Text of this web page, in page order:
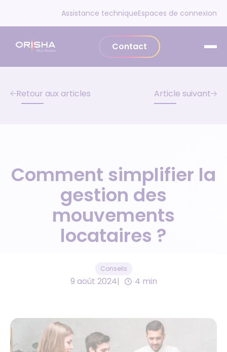
Assistance techniqueEspaces de connexion
Contact
Retour aux articles Article suivant
Comment simplifier la
gestion des
mouvements
locataires ?
Conseils
9 août 2024 4 min